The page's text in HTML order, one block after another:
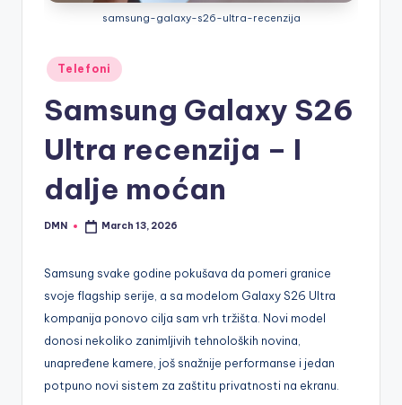
samsung-galaxy-s26-ultra-recenzija
Posted
Telefoni
Samsung Galaxy S26
Ultra recenzija – I
dalje moćan
Posted
DMN March 13, 2026
Samsung svake godine pokušava da pomeri granice
svoje flagship serije, a sa modelom Galaxy S26 Ultra
kompanija ponovo cilja sam vrh tržišta. Novi model
donosi nekoliko zanimljivih tehnoloških novina,
unapređene kamere, još snažnije performanse i jedan
potpuno novi sistem za zaštitu privatnosti na ekranu.